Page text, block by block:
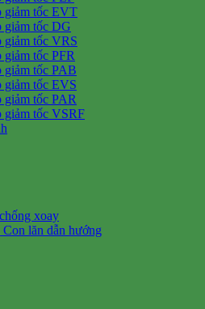
giảm tốc EVT
giảm tốc DG
giảm tốc VRS
giảm tốc PFR
giảm tốc PAB
giảm tốc EVS
giảm tốc PAR
giảm tốc VSRF
xoay
lăn dẫn hướng